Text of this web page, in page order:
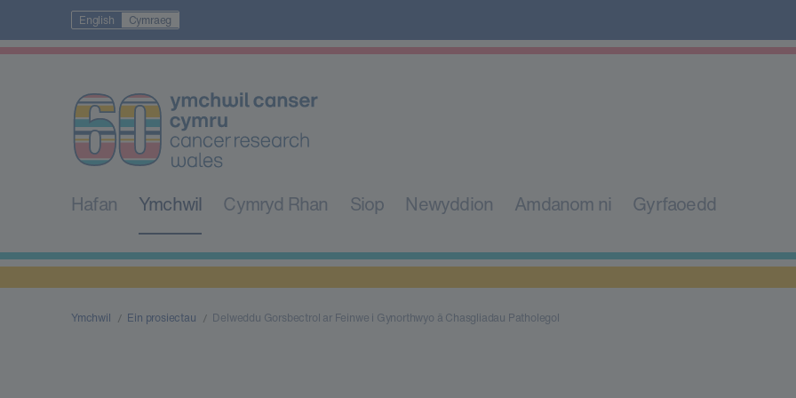
English Cymraeg
Hafan Ymchwil Cymryd Rhan Siop Newyddion Amdanom ni Gyrfaoedd
Ymchwil Ein prosiectau Delweddu Gorsbectrol ar Feinwe i Gynorthwyo â Chasgliadau Patholegol